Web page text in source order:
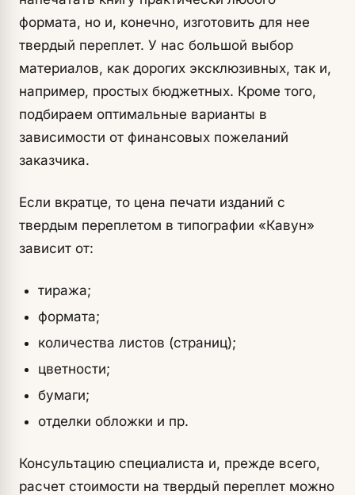
формата, но и, конечно, изготовить для нее
твердый переплет. У нас большой выбор
материалов, как дорогих эксклюзивных, так и,
например, простых бюджетных. Кроме того,
подбираем оптимальные варианты в
зависимости от финансовых пожеланий
заказчика.
Если вкратце, то цена печати изданий с
твердым переплетом в типографии «Кавун»
зависит от:
тиража;
формата;
количества листов (страниц);
цветности;
бумаги;
отделки обложки и пр.
Консультацию специалиста и, прежде всего,
расчет стоимости на твердый переплет можно